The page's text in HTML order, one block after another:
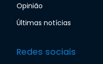
Opinião
Últimas notícias
Redes sociais